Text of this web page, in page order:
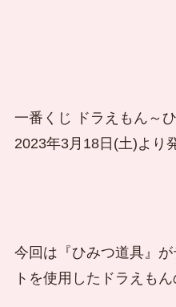
一番くじ ドラえもん～
2023年3月18日(土)より
今回は『ひみつ道具』
トを使用したドラえもん